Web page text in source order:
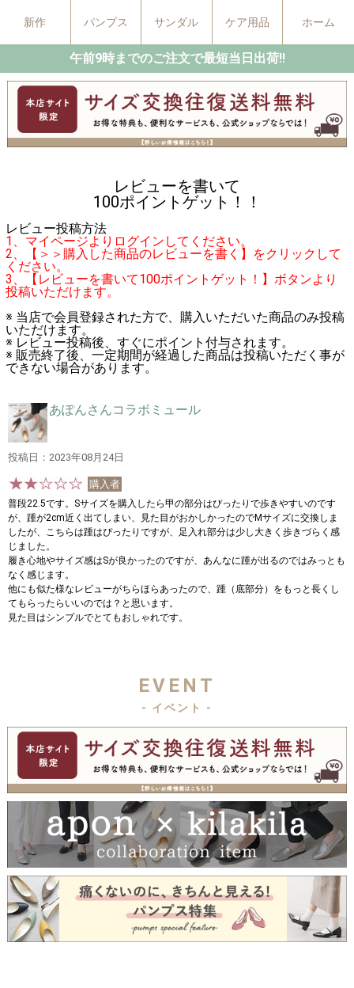
新作 パンプス サンダル ケア用品 ホーム
午前9時までのご注文で最短当日出荷!!
レビューを書いて
100ポイントゲット！！
レビュー投稿方法
1、マイページよりログインしてください。
2、【＞＞購入した商品のレビューを書く】をクリックして
ください。
3、【レビューを書いて100ポイントゲット！】ボタンより
投稿いただけます。
※ 当店で会員登録された方で、購入いただいた商品のみ投稿
いただけます。
※ レビュー投稿後、すぐにポイント付与されます。
※ 販売終了後、一定期間が経過した商品は投稿いただく事が
できない場合があります。
あぽんさんコラボミュール
投稿日：2023年08月24日
購入者
普段22.5です。Sサイズを購入したら甲の部分はぴったりで歩きやすいのです
が、踵が2cm近く出てしまい、見た目がおかしかったのでMサイズに交換しま
したが、こちらは踵はぴったりですが、足入れ部分は少し大きく歩きづらく感
じました。
履き心地やサイズ感はSが良かったのですが、あんなに踵が出るのではみっとも
なく感じます。
他にも似た様なレビューがちらほらあったので、踵（底部分）をもっと長くし
てもらったらいいのでは？と思います。
見た目はシンプルでとてもおしゃれです。
EVENT
- イベント -